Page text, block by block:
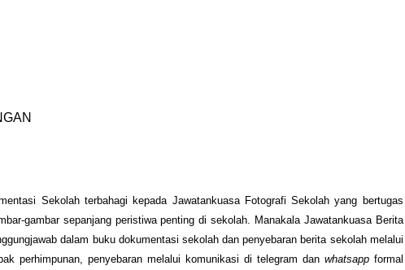
Sekolah terbahagi kepada Jawatankuasa Fotografi Sekolah yang bertugas
gambar sepanjang peristiwa penting di sekolah. Manakala Jawatankuasa Berita
dalam buku dokumentasi sekolah dan penyebaran berita sekolah melalui
perhimpunan, penyebaran melalui komunikasi di telegram dan whatsappformal